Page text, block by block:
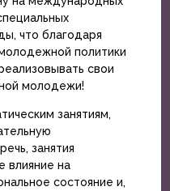
что благодаря
политики
свои
молодежи!
занятиям,
занятия
влияние на
состояние и,